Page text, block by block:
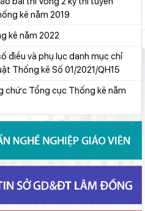
nguyên mới - Bài 1: Khẳng
tranh với luận điệu xuyên tạc
Hương
cơ thiếu nước do El Nino
kê năm 2019
kê năm 2022
Thống kê Số 01/2021/QH15